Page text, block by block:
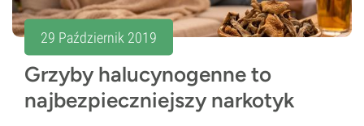
29 Październik 2019
Grzyby halucynogenne to
najbezpieczniejszy narkotyk